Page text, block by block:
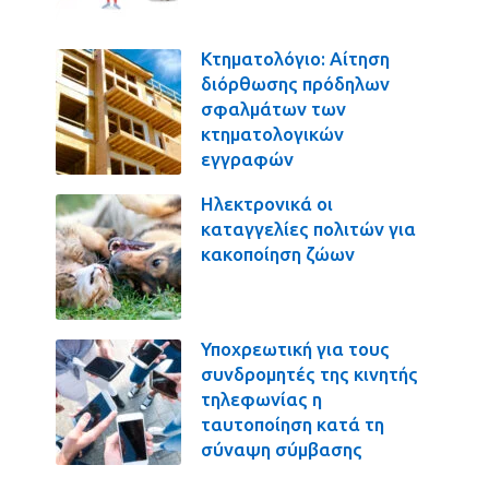
Κτηματολόγιο: Αίτηση
διόρθωσης πρόδηλων
σφαλμάτων των
κτηματολογικών
εγγραφών
Ηλεκτρονικά οι
καταγγελίες πολιτών για
κακοποίηση ζώων
Υποχρεωτική για τους
συνδρομητές της κινητής
τηλεφωνίας η
ταυτοποίηση κατά τη
σύναψη σύμβασης